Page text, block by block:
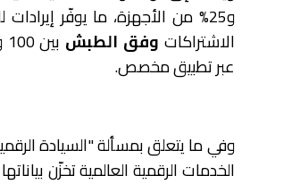
و25% من الأجهزة، ما يوفّر
الاشتراكات وفق الطبش
عبر تطبيق مخصص.
وفي ما يتعلق بمسألة "السيادة
الخدمات الرقمية العالمية تخزّن